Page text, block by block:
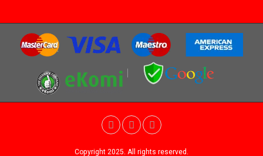
Copyright 2025. All rights reserved.